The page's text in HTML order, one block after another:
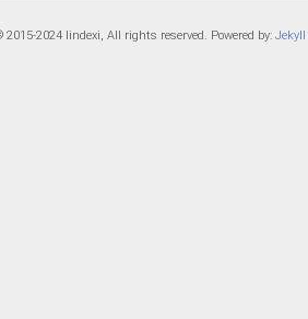
2015-2024 lindexi, All rights reserved. Powered by: Jekyll